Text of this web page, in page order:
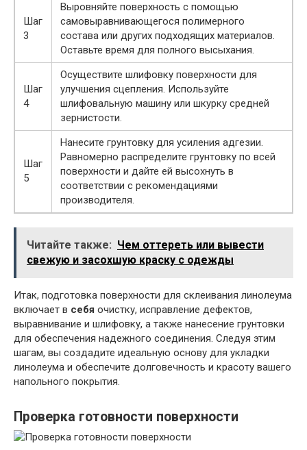
Шаг
3
Выровняйте поверхность с помощью
самовыравнивающегося полимерного
состава или других подходящих материалов.
Оставьте время для полного высыхания.
Шаг
4
Осуществите шлифовку поверхности для
улучшения сцепления. Используйте
шлифовальную машину или шкурку средней
зернистости.
Шаг
5
Нанесите грунтовку для усиления адгезии.
Равномерно распределите грунтовку по всей
поверхности и дайте ей высохнуть в
соответствии с рекомендациями
производителя.
Читайте также: Чем оттереть или вывести
свежую и засохшую краску с одежды
Итак, подготовка поверхности для склеивания линолеума
включает в себя очистку, исправление дефектов,
выравнивание и шлифовку, а также нанесение грунтовки
для обеспечения надежного соединения. Следуя этим
шагам, вы создадите идеальную основу для укладки
линолеума и обеспечите долговечность и красоту вашего
напольного покрытия.
Проверка готовности поверхности